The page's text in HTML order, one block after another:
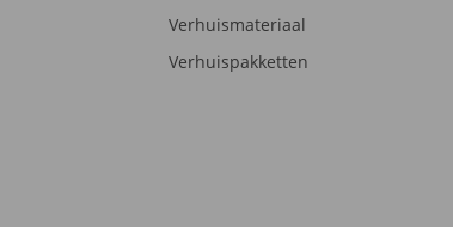
Verhuismateriaal
Verhuispakketten